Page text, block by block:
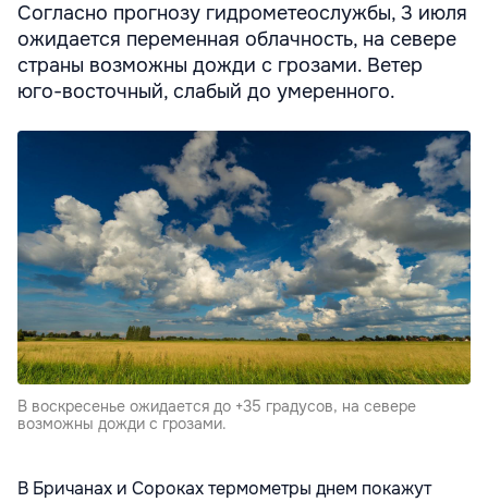
Согласно прогнозу гидрометеослужбы, 3 июля
ожидается переменная облачность, на севере
страны возможны дожди с грозами. Ветер
юго-восточный, слабый до умеренного.
В воскресенье ожидается до +35 градусов, на севере
возможны дожди с грозами.
В Бричанах и Сороках термометры днем покажут